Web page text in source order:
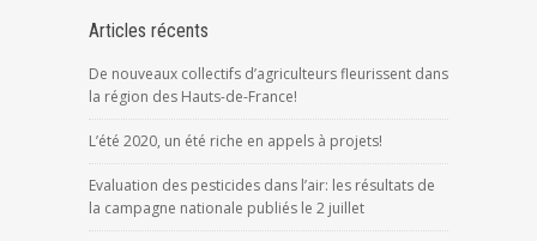
Articles récents
De nouveaux collectifs d’agriculteurs fleurissent dans
la région des Hauts-de-France!
L’été 2020, un été riche en appels à projets!
Evaluation des pesticides dans l’air: les résultats de
la campagne nationale publiés le 2 juillet